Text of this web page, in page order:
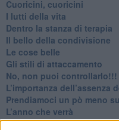
​Cuoricini, cuoricini
I lutti della vita
​Dentro la stanza di terapia
​Il bello della condivisione
Le cose belle
​Gli stili di attaccamento
No, non puoi controllarlo!!!
​L’importanza dell’assenza
​Prendiamoci un pò meno
​L’anno che verrà
​Cazzullo e nostre radici